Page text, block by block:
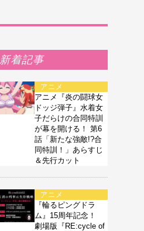
新着記事
アニメ
アニメ『炎の闘球女
ドッジ弾子』水着女
子だらけの合同特訓
が幕を開ける！ 第6
話「新たな強敵!?合
同特訓！」あらすじ
＆先行カット
アニメ
『輪るピングドラ
ム』15周年記念！
劇場版『RE:cycle of